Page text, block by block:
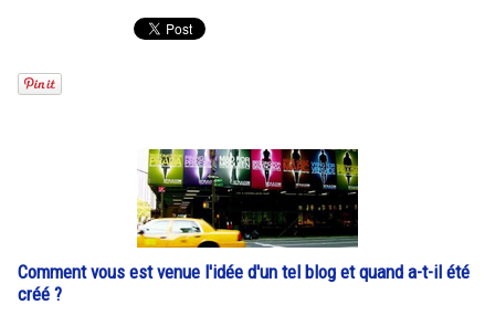
Comment vous est venue l'idée d'un tel blog et quand a-t-il été
créé ?